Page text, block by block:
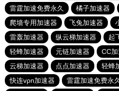
雷霆加速免费永久
橘子加速器
爬墙专用加速器
飞兔加速器
雷轰加速器
纵云梯加速器 起
轻蜂加速器
元链加速器 CC
云梯加速器
点点加速器 轻蜂
快连vρn加速器
雷霆加速免费永